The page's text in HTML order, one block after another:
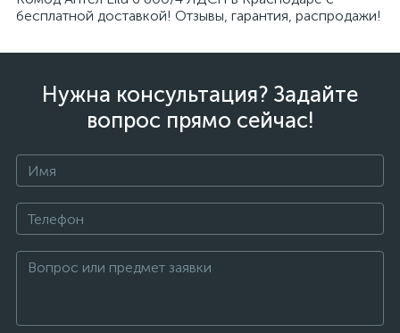
бесплатной доставкой! Отзывы, гарантия, распродажи!
Нужна консультация? Задайте
вопрос прямо сейчас!